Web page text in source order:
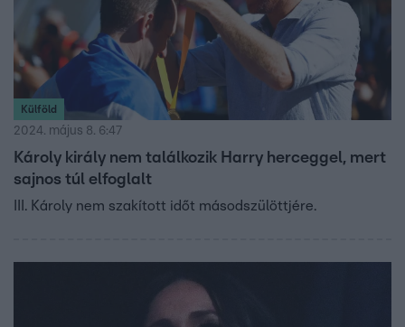
Külföld
2024. május 8. 6:47
Károly király nem találkozik Harry herceggel, mert
sajnos túl elfoglalt
III. Károly nem szakított időt másodszülöttjére.